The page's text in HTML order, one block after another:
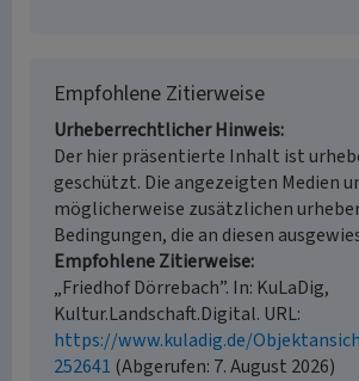
Empfohlene Zitierweise
Urheberrechtlicher Hinweis
Der hier präsentierte Inhalt ist
geschützt. Die angezeigten Medien
möglicherweise zusätzlichen
Bedingungen, die an diesen
Empfohlene Zitierweise
„Friedhof Dörrebach”. In: KuLaDig,
Kultur.Landschaft.Digital. URL:
https://www.kuladig.de/
252641 (Abgerufen: 7. August 2026)